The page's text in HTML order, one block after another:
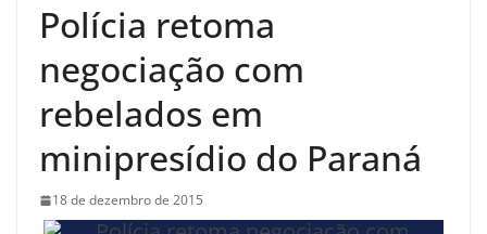
Polícia retoma
negociação com
rebelados em
minipresídio do Paraná
18 de dezembro de 2015